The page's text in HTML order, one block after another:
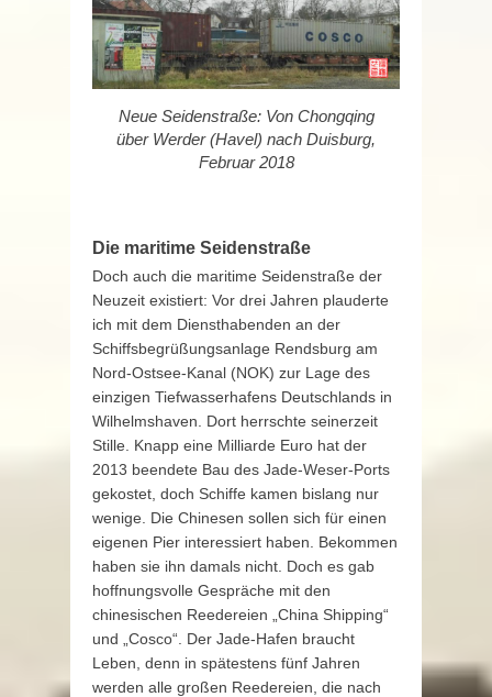
Neue Seidenstraße: Von Chongqing
über Werder (Havel) nach Duisburg,
Februar 2018
Die maritime Seidenstraße
Doch auch die maritime Seidenstraße der
Neuzeit existiert: Vor drei Jahren plauderte
ich mit dem Diensthabenden an der
Schiffsbegrüßungsanlage Rendsburg am
Nord-Ostsee-Kanal (NOK) zur Lage des
einzigen Tiefwasserhafens Deutschlands in
Wilhelmshaven. Dort herrschte seinerzeit
Stille. Knapp eine Milliarde Euro hat der
2013 beendete Bau des Jade-Weser-Ports
gekostet, doch Schiffe kamen bislang nur
wenige. Die Chinesen sollen sich für einen
eigenen Pier interessiert haben. Bekommen
haben sie ihn damals nicht. Doch es gab
hoffnungsvolle Gespräche mit den
chinesischen Reedereien „China Shipping“
und „Cosco“. Der Jade-Hafen braucht
Leben, denn in spätestens fünf Jahren
werden alle großen Reedereien, die nach